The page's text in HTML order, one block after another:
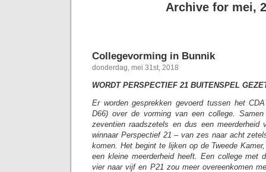
Archive for mei,
Collegevorming in Bunnik
donderdag, mei 31st, 2018
WORDT PERSPECTIEF 21 BUITENSPEL
Er worden gesprekken gevoerd tussen het
D66) over de vorming van een college.
zeventien raadszetels en dus een meerderheid
winnaar Perspectief 21 – van zes naar acht
komen. Het begint te lijken op de Tweede
een kleine meerderheid heeft. Een college met
vier naar vijf en P21 zou meer overeenkomen